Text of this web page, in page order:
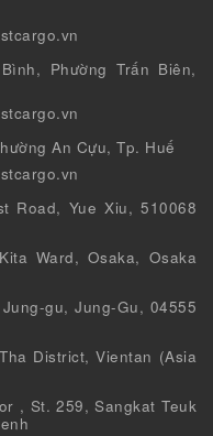
Phường Trấn Biên,
An Cựu, Tp. Huế
Road, Yue Xiu, 510068
Ward, Osaka, Osaka
gu, Jung-Gu, 04555
District, Vientan (Asia
, St. 259, Sangkat Teuk